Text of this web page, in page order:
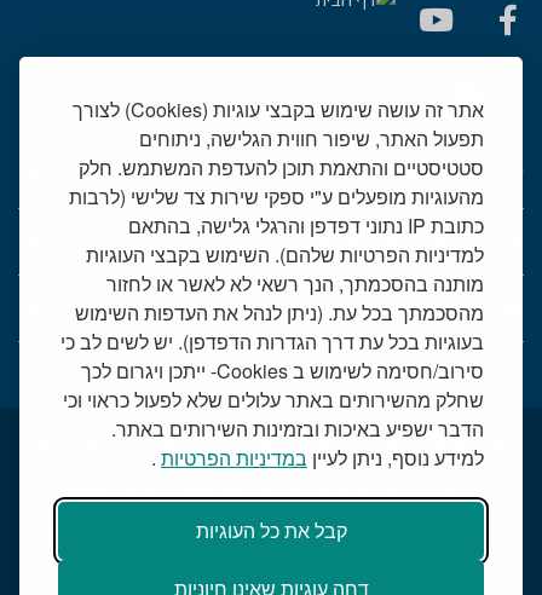
אתר זה עושה שימוש בקבצי עוגיות (Cookies) לצורך
תפעול האתר, שיפור חווית הגלישה, ניתוחים
סטטיסטיים והתאמת תוכן להעדפת המשתמש. חלק
מהעוגיות מופעלים ע"י ספקי שירות צד שלישי (לרבות
כתובת IP נתוני דפדפן והרגלי גלישה, בהתאם
למדיניות הפרטיות שלהם). השימוש בקבצי העוגיות
מותנה בהסכמתך, הנך רשאי לא לאשר או לחזור
מהסכמתך בכל עת. (ניתן לנהל את העדפות השימוש
בעוגיות בכל עת דרך הגדרות הדפדפן). יש לשים לב כי
סירוב/חסימה לשימוש ב Cookies- ייתכן ויגרום לכך
שחלק מהשירותים באתר עלולים שלא לפעול כראוי וכי
הדבר ישפיע באיכות ובזמינות השירותים באתר.
למידע נוסף, ניתן לעיין במדיניות הפרטיות .
קבל את כל העוגיות
דחה עוגיות שאינן חיוניות
יחידות רפואיות
אודות המרכז הרפואי שמיר
שמיר אישי - פורטל מטופלים
טלמדיסין - שירות וידאו למרפאות חוץ
תנאי שימוש באתר דרושים בשמיר
דרכי הגעה למרכז הרפואי
מפת התמצאות
תקנון קמפיין יולדות